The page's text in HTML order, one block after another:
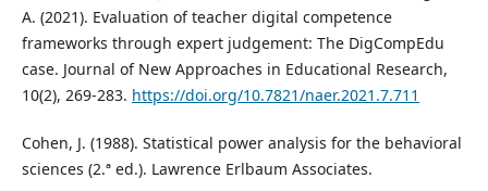
A. (2021). Evaluation of teacher digital competence
frameworks through expert judgement: The DigCompEdu
case. Journal of New Approaches in Educational Research,
10(2), 269-283. https://doi.org/10.7821/naer.2021.7.711
Cohen, J. (1988). Statistical power analysis for the behavioral
sciences (2.ª ed.). Lawrence Erlbaum Associates.